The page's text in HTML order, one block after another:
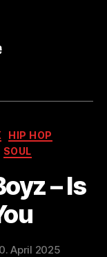
HIP HOP
SOUL
– Is
April 2025